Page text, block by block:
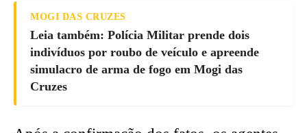
MOGI DAS CRUZES
Leia também: Polícia Militar prende dois
indivíduos por roubo de veículo e apreende
simulacro de arma de fogo em Mogi das
Cruzes